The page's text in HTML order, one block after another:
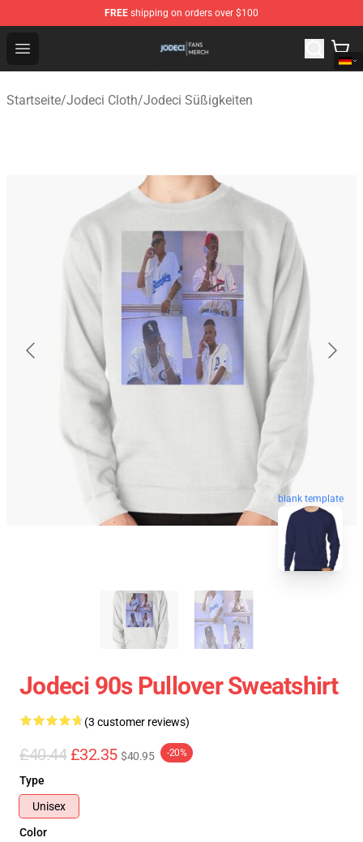
FREE shipping on orders over $100
Open menu
Jodeci Shop - Official Jodeci Merchandise Store
Startseite/Jodeci Cloth/Jodeci Süßigkeiten
blank template
Jodeci 90s Pullover Sweatshirt
(3 customer reviews)
£40.44 £32.35 $40.95 -20%
Type
Unisex
Color